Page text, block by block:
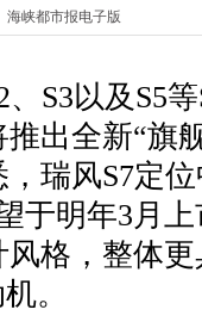
海峡都市报电子版
S3以及S5
出全新“旗
瑞风S7定
于明年3月
格，整体
。